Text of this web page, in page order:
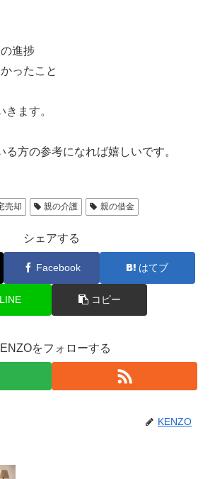
進捗
ったこと
ます。
る方の参考になれば嬉しいです。
売却 親の介護 親の借金
シェアする
Facebook はてブ
LINE コピー
をフォローする
KENZO